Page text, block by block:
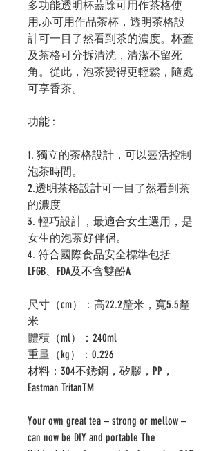
多功能透明杯蓋除可用作茶格使
用,亦可用作品茶杯，透明茶格設
計可一目了然看到茶的濃度。杯蓋
及茶格可分拆清洗，清潔不留死
角。從此，泡茶變得更輕鬆，隨處
可享香茶。
功能 :
1. 獨立的茶格設計，可以靈活控制
泡茶時間。
2.透明茶格設計可一目了然看到茶
的濃度
3. 輕巧設計，最適合女生選用，是
女生的泡茶好伴侶。
4. 符合國際食品安全標準包括
LFGB、FDA及不含雙酚A
尺寸（cm）：高22.2釐米，寬5.5釐
米
體積（ml）：240ml
重量（kg）：0.226
材料：304不銹鋼，矽膠，PP，
Eastman TritanTM
Your own great tea – strong or mellow –
can now be DIY and portable The